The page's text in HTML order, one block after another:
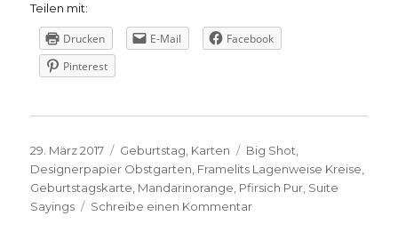
Teilen mit:
Drucken E-Mail
Facebook
Pinterest
Veröffentlicht
am
29. März 2017 Kategorien
Geburtstag Karten Schlagwörter
Big Shot
Designerpapier Obstgarten Framelits Lagenweise Kreise
Geburtstagskarte Mandarinorange Pfirsich Pur Suite
Sayings
Schreibe einen Kommentarzu